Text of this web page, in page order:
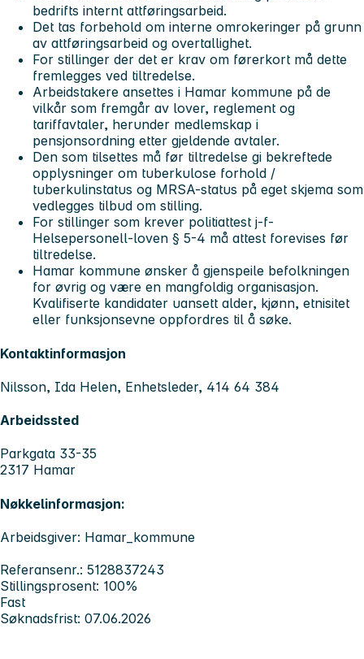
bedrifts internt attføringsarbeid.
Det tas forbehold om interne omrokeringer på grunn
av attføringsarbeid og overtallighet.
For stillinger der det er krav om førerkort må dette
fremlegges ved tiltredelse.
Arbeidstakere ansettes i Hamar kommune på de
vilkår som fremgår av lover, reglement og
tariffavtaler, herunder medlemskap i
pensjonsordning etter gjeldende avtaler.
Den som tilsettes må før tiltredelse gi bekreftede
opplysninger om tuberkulose forhold /
tuberkulinstatus og MRSA-status på eget skjema som
vedlegges tilbud om stilling.
For stillinger som krever politiattest j-f-
Helsepersonell-loven § 5-4 må attest forevises før
tiltredelse.
Hamar kommune ønsker å gjenspeile befolkningen
for øvrig og være en mangfoldig organisasjon.
Kvalifiserte kandidater uansett alder, kjønn, etnisitet
eller funksjonsevne oppfordres til å søke.
Kontaktinformasjon
Nilsson, Ida Helen, Enhetsleder, 414 64 384
Arbeidssted
Parkgata 33-35
2317 Hamar
Nøkkelinformasjon:
Arbeidsgiver: Hamar_kommune
Referansenr.: 5128837243
Stillingsprosent: 100%
Fast
Søknadsfrist: 07.06.2026